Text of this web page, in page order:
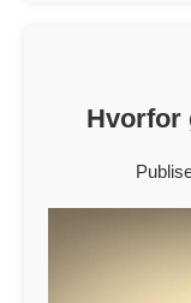
Hvorfor